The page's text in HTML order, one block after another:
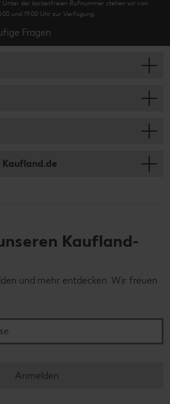
Unter der kostenfreien Rufnummer stehen wir von
und 19:00 Uhr zur Verfügung.
Fragen
Kaufland-
und mehr entdecken. Wir freuen
Anmelden